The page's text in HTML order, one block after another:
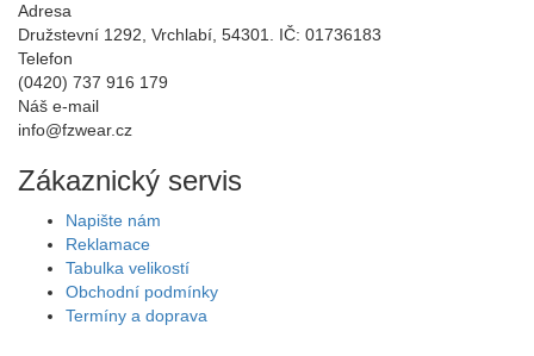
Adresa
Družstevní 1292, Vrchlabí, 54301. IČ: 01736183
Telefon
(0420) 737 916 179
Náš e-mail
info@fzwear.cz
Zákaznický servis
Napište nám
Reklamace
Tabulka velikostí
Obchodní podmínky
Termíny a doprava